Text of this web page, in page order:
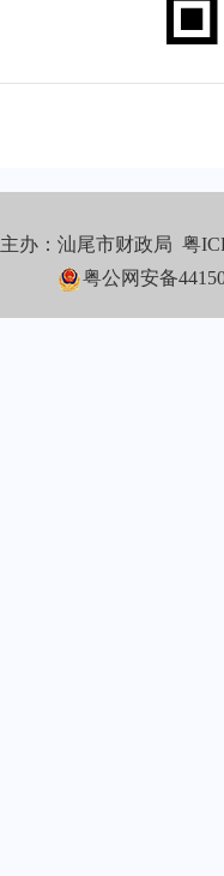
主办：汕尾市财政局粤
粤公网安备